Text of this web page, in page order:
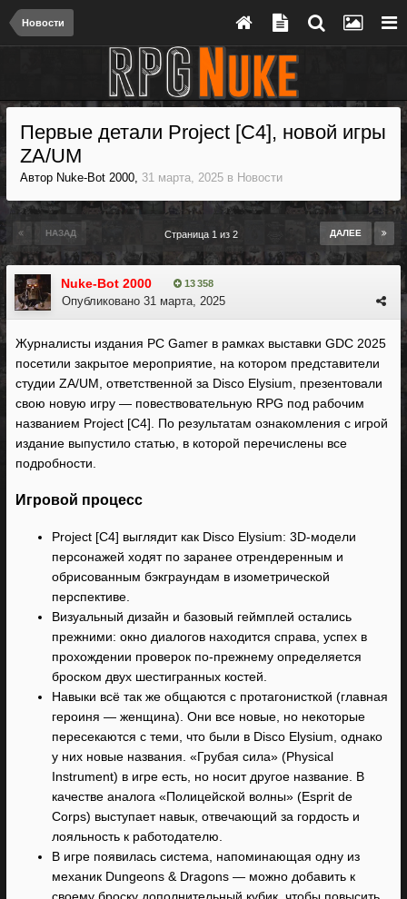
Новости
Первые детали Project [C4], новой игры
ZA/UM
Автор Nuke-Bot 2000, 31 марта, 2025 в Новости
НАЗАД ДАЛЕЕ
Страница 1 из 2
Nuke-Bot 2000 13 358
Опубликовано 31 марта, 2025
Журналисты издания PC Gamer в рамках выставки GDC 2025
посетили закрытое мероприятие, на котором представители
студии ZA/UM, ответственной за Disco Elysium, презентовали
свою новую игру — повествовательную RPG под рабочим
названием Project [C4]. По результатам ознакомления с игрой
издание выпустило статью, в которой перечислены все
подробности.
Игровой процесс
Project [C4] выглядит как Disco Elysium: 3D-модели
персонажей ходят по заранее отрендеренным и
обрисованным бэкграундам в изометрической
перспективе.
Визуальный дизайн и базовый геймплей остались
прежними: окно диалогов находится справа, успех в
прохождении проверок по-прежнему определяется
броском двух шестигранных костей.
Навыки всё так же общаются с протагонисткой (главная
героиня — женщина). Они все новые, но некоторые
пересекаются с теми, что были в Disco Elysium, однако
у них новые названия. «Грубая сила» (Physical
Instrument) в игре есть, но носит другое название. В
качестве аналога «Полицейской волны» (Esprit de
Corps) выступает навык, отвечающий за гордость и
лояльность к работодателю.
В игре появилась система, напоминающая одну из
механик Dungeons & Dragons — можно добавить к
своему броску дополнительный кубик, чтобы повысить